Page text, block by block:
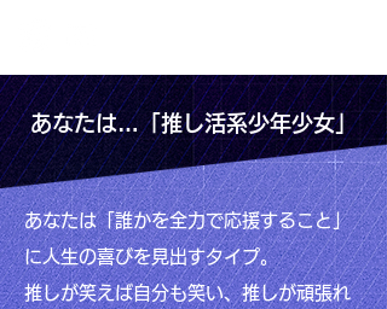
あなたは…「推し活系少年少女」
あなたは「誰かを全力で応援すること」
に人生の喜びを見出すタイプ。
推しが笑えば自分も笑い、推しが頑張れ